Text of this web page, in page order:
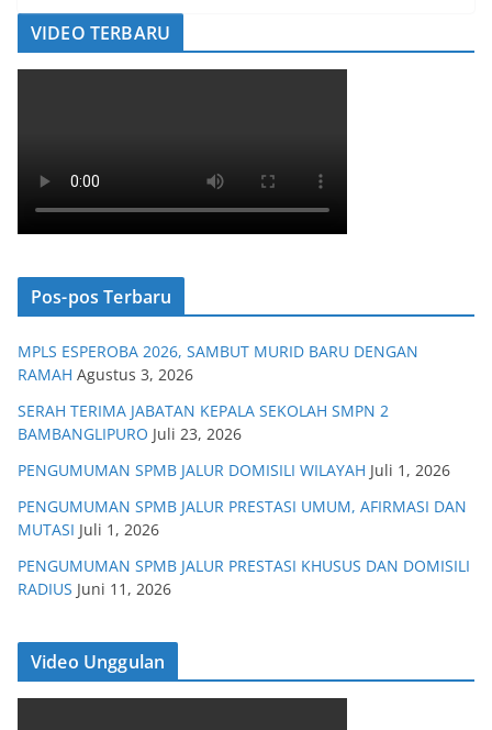
VIDEO TERBARU
Pos-pos Terbaru
MPLS ESPEROBA 2026, SAMBUT MURID BARU DENGAN
RAMAH Agustus 3, 2026
SERAH TERIMA JABATAN KEPALA SEKOLAH SMPN 2
BAMBANGLIPURO Juli 23, 2026
PENGUMUMAN SPMB JALUR DOMISILI WILAYAH Juli 1, 2026
PENGUMUMAN SPMB JALUR PRESTASI UMUM, AFIRMASI DAN
MUTASI Juli 1, 2026
PENGUMUMAN SPMB JALUR PRESTASI KHUSUS DAN DOMISILI
RADIUS Juni 11, 2026
Video Unggulan